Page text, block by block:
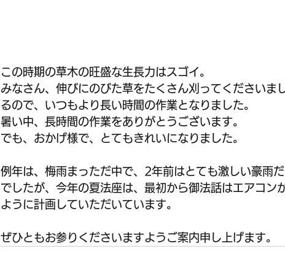
この時期の草木の旺盛な生長力はスゴイ。
みなさん、伸びにのびた草をたくさん刈ってくださいま
るので、いつもより長い時間の作業となりました。
暑い中、長時間の作業をありがとうございます。
でも、おかげ様で、とてもきれいになりました。
例年は、梅雨まっただ中で、2年前はとても激しい豪雨
でしたが、今年の夏法座は、最初から御法話はエアコン
ように計画していただいています。
ぜひともお参りくださいますようご案内申し上げます。